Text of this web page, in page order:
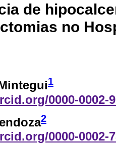
de
no
1
0000-0002-
2
0000-0002-